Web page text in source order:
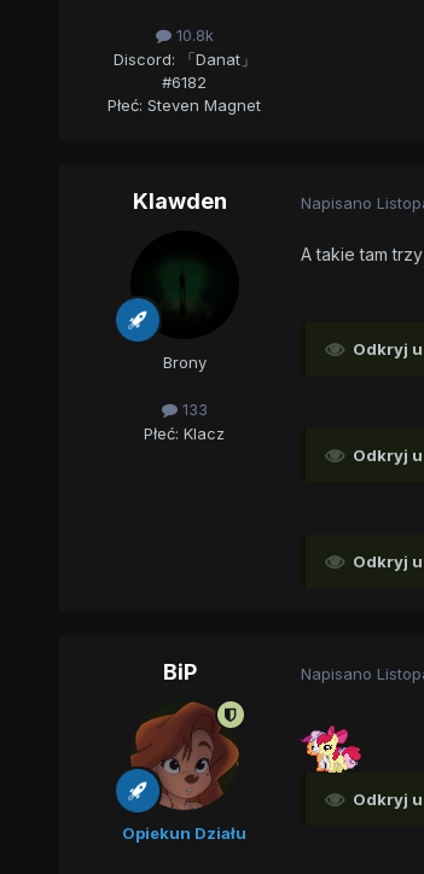
10.8k
Discord: 「Danat」
#6182
Płeć: Steven Magnet
Klawden
Brony
133
Płeć: Klacz
Napisano
A takie tam
Odkryj
Odkryj
Odkryj
BiP
Opiekun Działu
Napisano
Odkryj